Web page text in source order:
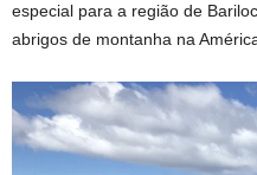
especial para a região de
abrigos de montanha na